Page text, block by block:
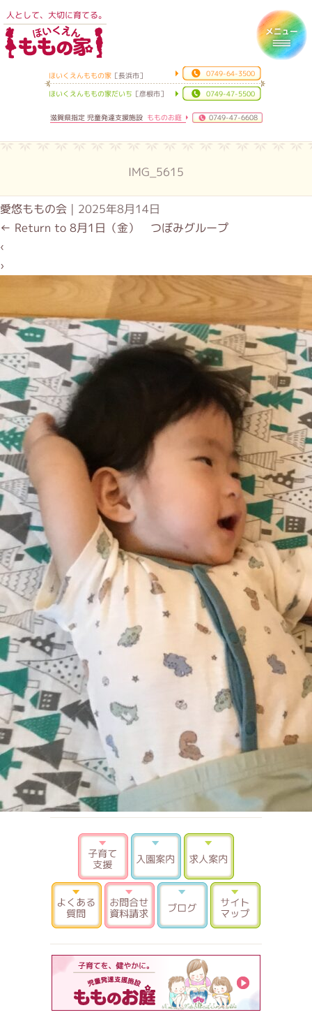
人として、大切に育てる。
ほいくえんももの家 ［長浜市］ 0749-64-3500
ほいくえんももの家だいち ［彦根市］ 0749-47-5500
滋賀県指定 児童発達支援施設もものお庭 0749-47-6608
IMG_5615
愛悠ももの会 | 2025年8月14日
← Return to 8月1日（金） つぼみグループ
‹
›
子育て支援入園案内
よくある質問お問合せ 資料請求
ブログ